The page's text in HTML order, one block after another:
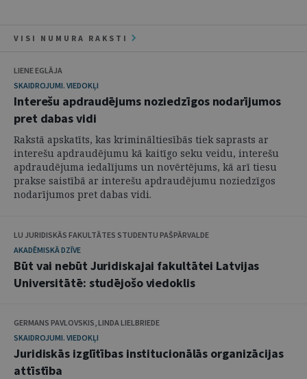
VISI NUMURA RAKSTI
LIENE EGLĀJA
SKAIDROJUMI. VIEDOKĻI
Interešu apdraudējums noziedzīgos nodarījumos
pret dabas vidi
Rakstā apskatīts, kas krimināltiesībās tiek saprasts ar
interešu apdraudējumu kā kaitīgo seku veidu, interešu
apdraudējuma iedalījums un novērtējums, kā arī tiesu
prakse saistībā ar interešu apdraudējumu noziedzīgos
nodarījumos pret dabas vidi.
LU JURIDISKĀS FAKULTĀTES STUDENTU PAŠPĀRVALDE
AKADĒMISKĀ DZĪVE
Būt vai nebūt Juridiskajai fakultātei Latvijas
Universitātē: studējošo viedoklis
GERMANS PAVLOVSKIS, LINDA LIELBRIEDE
SKAIDROJUMI. VIEDOKĻI
Juridiskās izglītības institucionālās organizācijas
attīstība